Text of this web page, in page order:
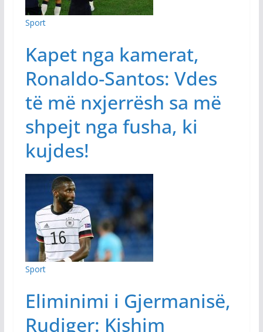
Sport
Kapet nga kamerat,
Ronaldo-Santos: Vdes
të më nxjerrësh sa më
shpejt nga fusha, ki
kujdes!
Sport
Eliminimi i Gjermanisë,
Rudiger: Kishim